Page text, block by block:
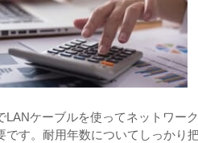
LANケーブルを使ってネットワー
です。耐用年数についてしっかり